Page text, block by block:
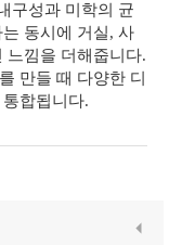
구성과 미학의 균
동시에 거실, 사
느낌을 더해줍니다.
만들 때 다양한 디
합됩니다.